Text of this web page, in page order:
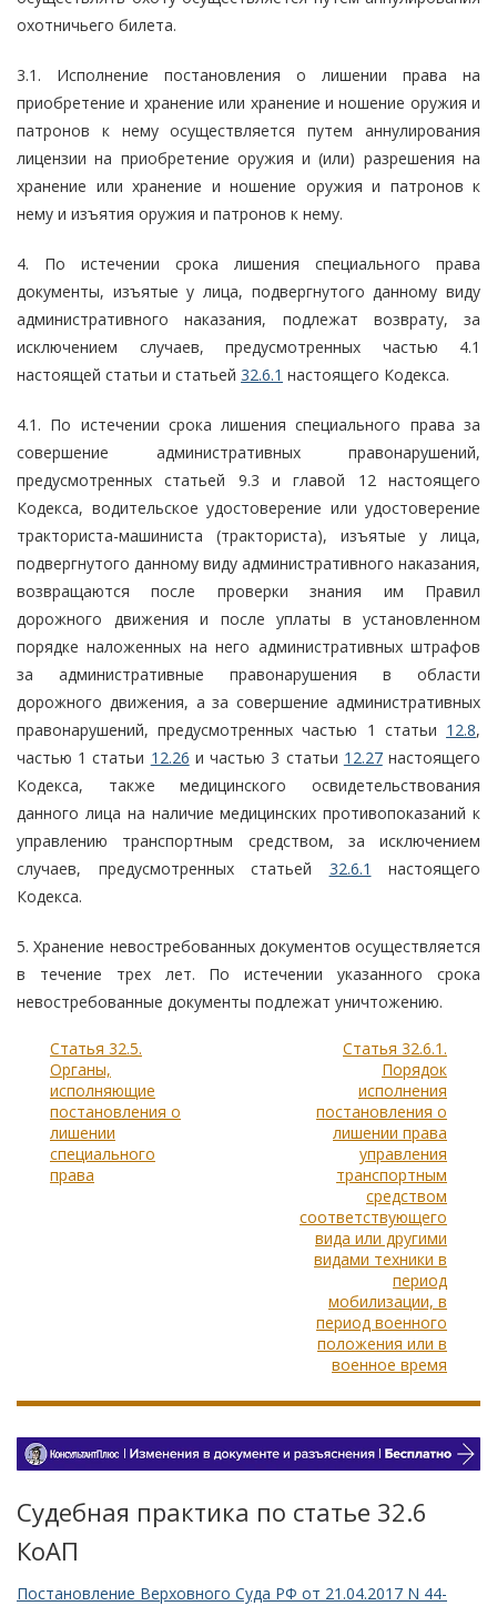
охотничьего билета.
3.1. Исполнение постановления о лишении права на
приобретение и хранение или хранение и ношение оружия и
патронов к нему осуществляется путем аннулирования
лицензии на приобретение оружия и (или) разрешения на
хранение или хранение и ношение оружия и патронов к
нему и изъятия оружия и патронов к нему.
4. По истечении срока лишения специального права
документы, изъятые у лица, подвергнутого данному виду
административного наказания, подлежат возврату, за
исключением случаев, предусмотренных частью 4.1
настоящей статьи и статьей 32.6.1 настоящего Кодекса.
4.1. По истечении срока лишения специального права за
совершение административных правонарушений,
предусмотренных статьей 9.3 и главой 12 настоящего
Кодекса, водительское удостоверение или удостоверение
тракториста-машиниста (тракториста), изъятые у лица,
подвергнутого данному виду административного наказания,
возвращаются после проверки знания им Правил
дорожного движения и после уплаты в установленном
порядке наложенных на него административных штрафов
за административные правонарушения в области
дорожного движения, а за совершение административных
правонарушений, предусмотренных частью 1 статьи 12.8,
частью 1 статьи 12.26 и частью 3 статьи 12.27настоящего
Кодекса, также медицинского освидетельствования
данного лица на наличие медицинских противопоказаний к
управлению транспортным средством, за исключением
случаев, предусмотренных статьей 32.6.1
настоящего
Кодекса.
5. Хранение невостребованных документов осуществляется
в течение трех лет. По истечении указанного срока
невостребованные документы подлежат уничтожению.
Статья 32.5.
Органы,
исполняющие
постановления о
лишении
специального
права
Статья 32.6.1.
Порядок
исполнения
постановления о
лишении права
управления
транспортным
средством
соответствующего
вида или другими
видами техники в
период
мобилизации, в
период военного
положения или в
военное время
Судебная практика по статье 32.6
КоАП
Постановление Верховного Суда РФ от 21.04.2017 N 44-